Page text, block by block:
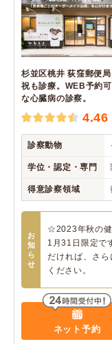
杉並区桃井 荻窪郵便
祝も診療。WEB予約
な心臓病の診察。
4.46
診察動物
学位・認定・専門
得意診察領域
お
知
ら
せ
☆2023年秋の
1月31日限定で
だければ、さ
ください。
ネット予約